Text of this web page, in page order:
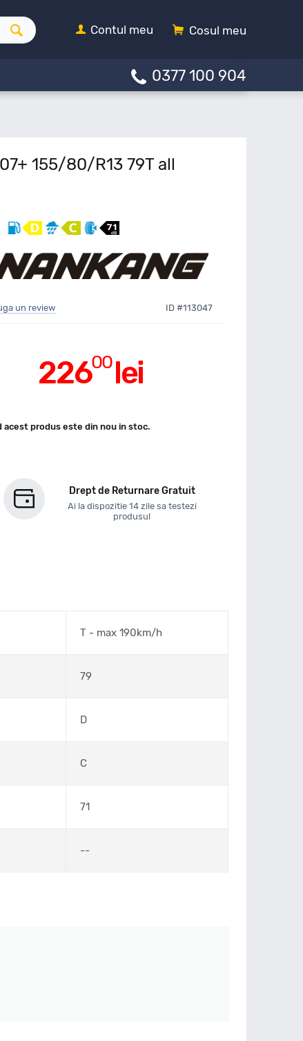
Cosul meu
Contul meu
0377 100 904
155/80/R13 79T all
un review ID #113047
22600lei
acest produs este din nou in stoc.
Drept de Returnare Gratuit
Ai la dispozitie 14 zile sa testezi
produsul
T - max 190km/h
79
D
C
71
--